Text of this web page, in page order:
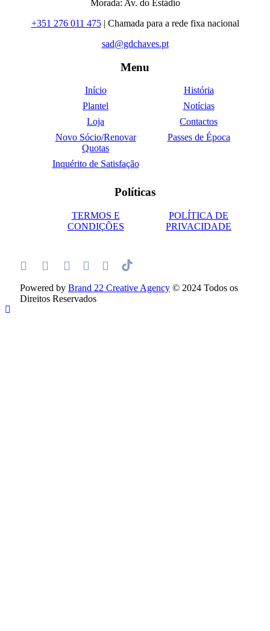
Morada: Av. do Estádio
+351 276 011 475| Chamada para a rede fixa nacional
sad@gdchaves.pt
Menu
Início
História
Plantel
Notícias
Loja
Contactos
Novo Sócio/Renovar
Quotas
Passes de Época
Inquérito de Satisfação
Políticas
TERMOS E
CONDIÇÕES
POLÍTICA DE
PRIVACIDADE
Powered by Brand 22 Creative Agency © 2024 Todos os
Direitos Reservados